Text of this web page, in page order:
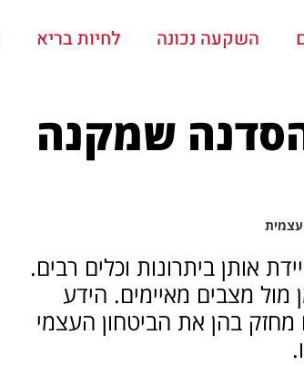
השקעה נכונה לחיות בריא
שמקנה
עצמית
אותן ביתרונות וכלים רבים.
מול מצבים מאיימים. הידע
מחזק בהן את הביטחון העצמי